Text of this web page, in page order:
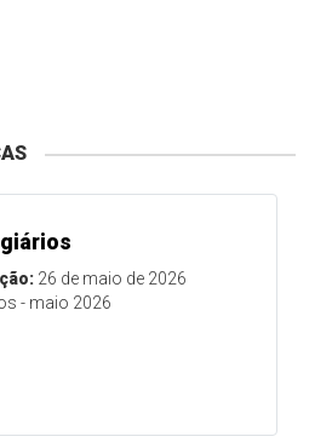
26 de maio de 2026
- maio 2026